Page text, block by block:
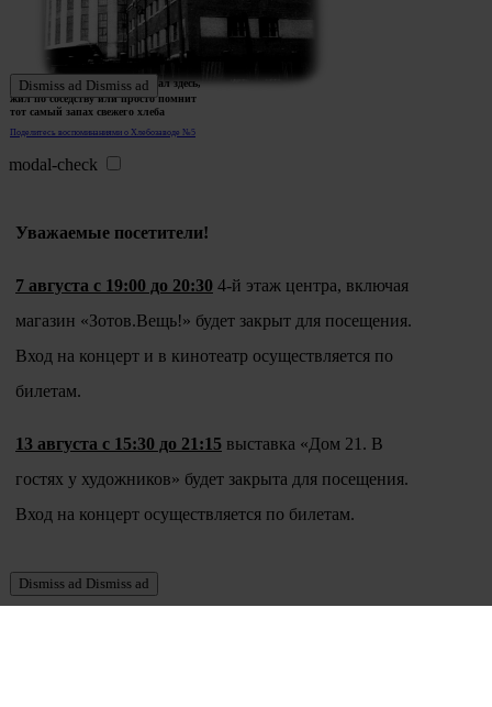
Поделитесь воспоминаниями о Хлебозаводе №5
Ждем истории тех, кто работал здесь,
жил по соседству или просто помнит
тот самый запах свежего хлеба
Dismiss ad Dismiss ad
modal-check
Уважаемые посетители!
7 августа с 19:00 до 20:30 4-й этаж центра, включая
магазин «Зотов.Вещь!» будет закрыт для посещения.
Вход на концерт и в кинотеатр осуществляется по
билетам.
13 августа с 15:30 до 21:15 выставка «Дом 21. В
гостях у художников» будет закрыта для посещения.
Вход на концерт осуществляется по билетам.
Dismiss ad Dismiss ad